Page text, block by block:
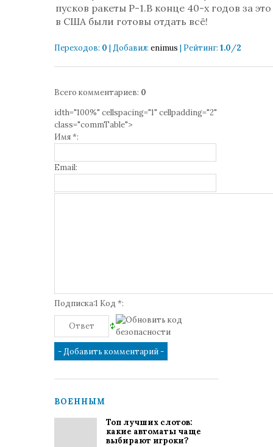
пусков ракеты Р-1.В конце 40-х годов за
в США были готовы отдать всё!
Переходов: 0 | Добавил: enimus | Рейтинг: 1.0/2
Всего комментариев: 0
idth="100%" cellspacing="1" cellpadding="2"
class="commTable">
Имя *:
Email:
Подписка:1 Код *:
ВОЕННЫМ
Топ лучших слотов:
какие автоматы чаще
выбирают игроки?